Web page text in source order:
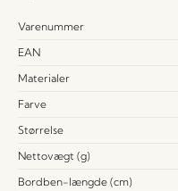
Varenummer
EAN
Materialer
Farve
Størrelse
Nettovægt (g)
Bordben-længde (cm)